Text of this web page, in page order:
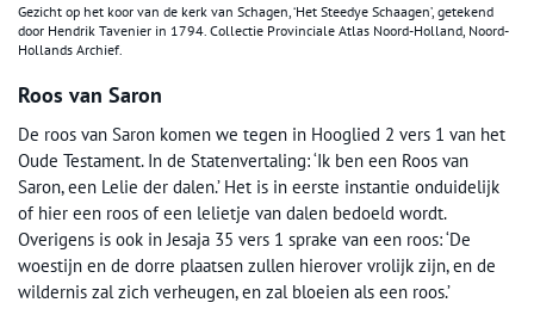
Gezicht op het koor van de kerk van Schagen, ‘Het Steedye Schaagen’, getekend
door Hendrik Tavenier in 1794. Collectie Provinciale Atlas Noord-Holland, Noord-
Hollands Archief.
Roos van Saron
De roos van Saron komen we tegen in Hooglied 2 vers 1 van het
Oude Testament. In de Statenvertaling: ‘Ik ben een Roos van
Saron, een Lelie der dalen.’ Het is in eerste instantie onduidelijk
of hier een roos of een lelietje van dalen bedoeld wordt.
Overigens is ook in Jesaja 35 vers 1 sprake van een roos: ‘De
woestijn en de dorre plaatsen zullen hierover vrolijk zijn, en de
wildernis zal zich verheugen, en zal bloeien als een roos.’